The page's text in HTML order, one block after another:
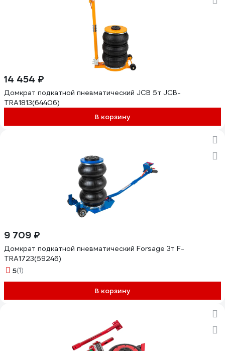
14 454 ₽
Домкрат подкатной пневматический JCB 5т JCB-
TRA1813(64406)
В корзину
9 709 ₽
Домкрат подкатной пневматический Forsage 3т F-
TRA1723(59246)
5(1)
В корзину